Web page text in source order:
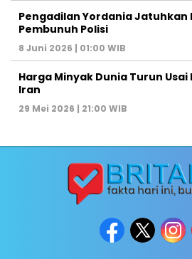
Pengadilan Yordania Jatuhkan
Pembunuh Polisi
8 Juni 2026 | 01:00 WIB
Harga Minyak Dunia Turun
Iran
29 Mei 2026 | 21:00 WIB